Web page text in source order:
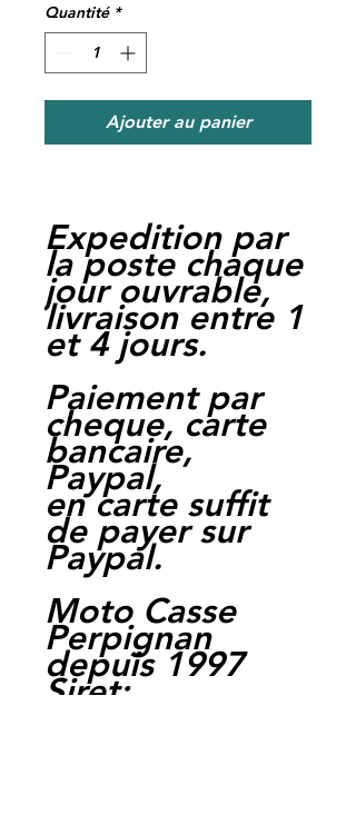
Quantité *
Ajouter au panier
Expedition par
la poste chaque
jour ouvrable,
livraison entre 1
et 4 jours.
Paiement par
cheque, carte
bancaire,
Paypal,
en carte suffit
de payer sur
Paypal.
Moto Casse
Perpignan
depuis 1997
Siret: